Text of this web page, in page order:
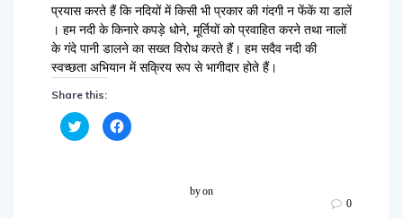
प्रयास करते हैं कि नदियों में किसी भी प्रकार की गंदगी न फेंकें या डालें
। हम नदी के किनारे कपड़े धोने, मूर्तियों को प्रवाहित करने तथा नालों
के गंदे पानी डालने का सख्त विरोध करते हैं। हम सदैव नदी की
स्वच्छता अभियान में सक्रिय रूप से भागीदार होते हैं।
Share this:
C
l
C
l
byon
0